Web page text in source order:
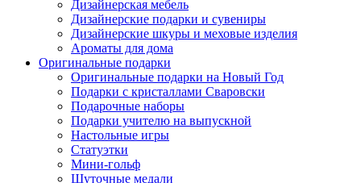
Дизайнерская мебель
Дизайнерские подарки и сувениры
Дизайнерские шкуры и меховые изделия
Ароматы для дома
Оригинальные подарки
Оригинальные подарки на Новый Год
Подарки с кристаллами Сваровски
Подарочные наборы
Подарки учителю на выпускной
Настольные игры
Статуэтки
Мини-гольф
Шуточные медали